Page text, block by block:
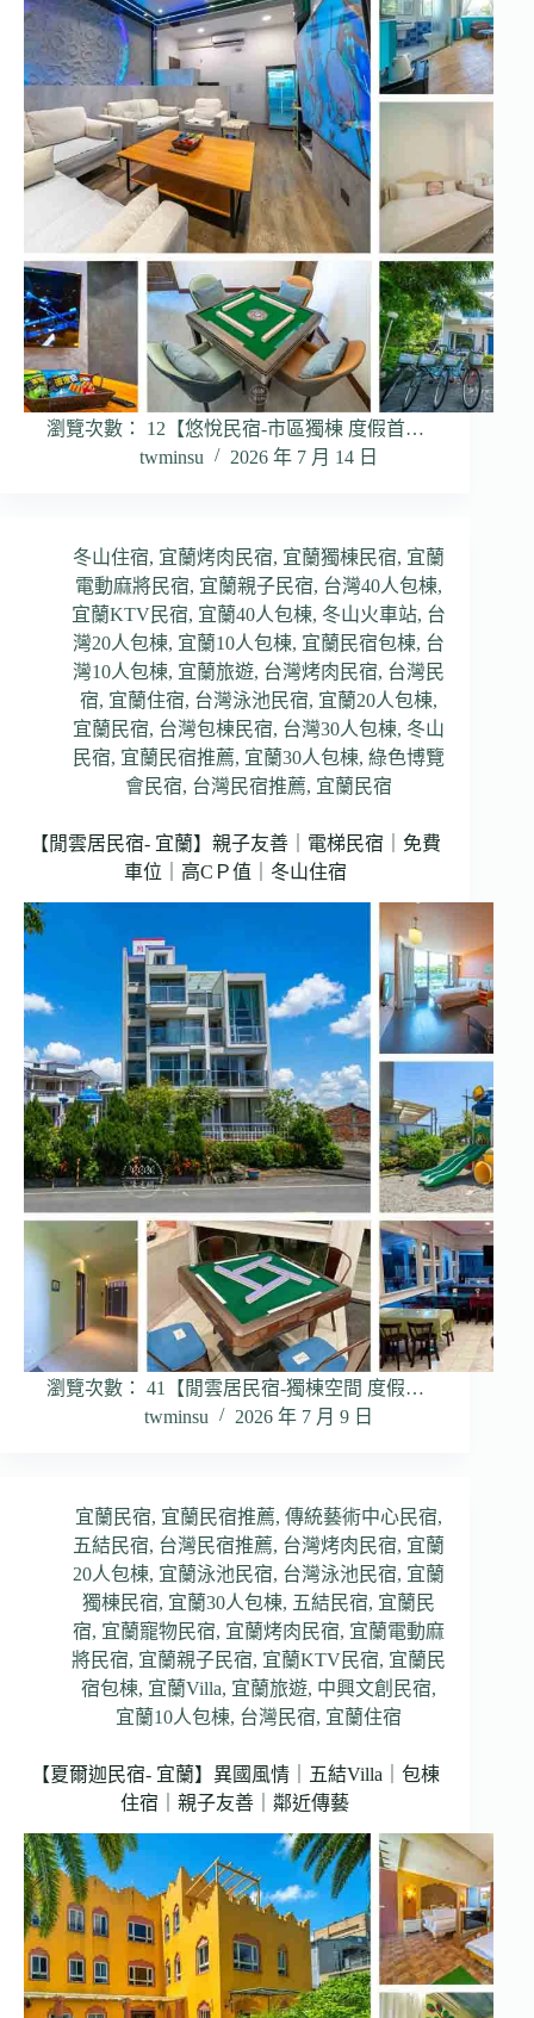
瀏覽次數： 12【悠悅民宿-市區獨棟 度假首…
twminsu
2026 年 7 月 14 日
冬山住宿, 宜蘭烤肉民宿, 宜蘭獨棟民宿, 宜蘭
電動麻將民宿, 宜蘭親子民宿, 台灣40人包棟,
宜蘭KTV民宿, 宜蘭40人包棟, 冬山火車站, 台
灣20人包棟, 宜蘭10人包棟, 宜蘭民宿包棟, 台
灣10人包棟, 宜蘭旅遊, 台灣烤肉民宿, 台灣民
宿, 宜蘭住宿, 台灣泳池民宿, 宜蘭20人包棟,
宜蘭民宿, 台灣包棟民宿, 台灣30人包棟, 冬山
民宿, 宜蘭民宿推薦, 宜蘭30人包棟,綠色博覽
會民宿, 台灣民宿推薦, 宜蘭民宿
【閒雲居民宿- 宜蘭】親子友善｜電梯民宿｜免費
車位｜高CＰ值｜冬山住宿
瀏覽次數： 41【閒雲居民宿-獨棟空間 度假…
twminsu
2026 年 7 月 9 日
宜蘭民宿, 宜蘭民宿推薦,傳統藝術中心民宿,
五結民宿, 台灣民宿推薦, 台灣烤肉民宿, 宜蘭
20人包棟, 宜蘭泳池民宿, 台灣泳池民宿, 宜蘭
獨棟民宿, 宜蘭30人包棟, 五結民宿, 宜蘭民
宿, 宜蘭寵物民宿, 宜蘭烤肉民宿, 宜蘭電動麻
將民宿, 宜蘭親子民宿, 宜蘭KTV民宿, 宜蘭民
宿包棟, 宜蘭Villa, 宜蘭旅遊, 中興文創民宿,
宜蘭10人包棟, 台灣民宿, 宜蘭住宿
【夏爾迦民宿- 宜蘭】異國風情｜五結Villa｜包棟
住宿｜親子友善｜鄰近傳藝